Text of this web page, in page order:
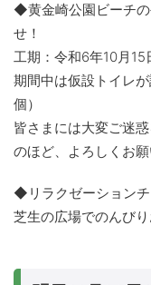
◆黄金崎公園ビーチ
せ！
工期：令和6年10月15
期間中は仮設トイレ
個）
皆さまには大変ご迷
のほど、よろしくお
◆リラクゼーションチ
芝生の広場でのんび